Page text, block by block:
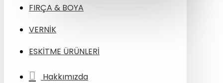
FIRÇA & BOYA
VERNİK
ESKİTME ÜRÜNLERİ
Hakkımızda